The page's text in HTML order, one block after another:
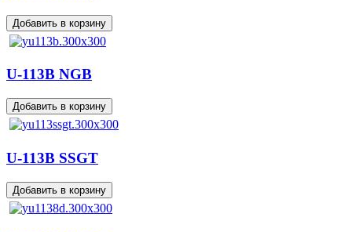
U-113B NGB
U-113B SSGT